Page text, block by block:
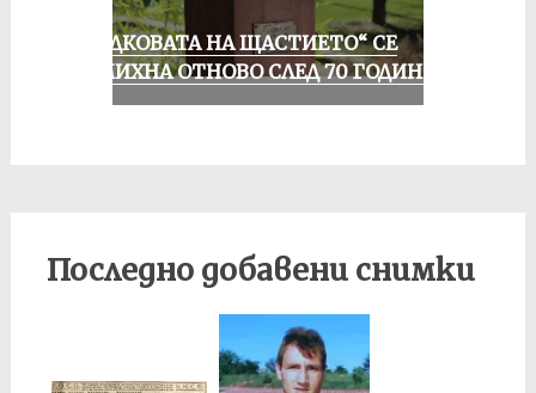
„ПОДКОВАТА НА ЩАСТИЕТО“ СЕ
УСМИХНА ОТНОВО СЛЕД 70 ГОДИНИ
Последно добавени снимки